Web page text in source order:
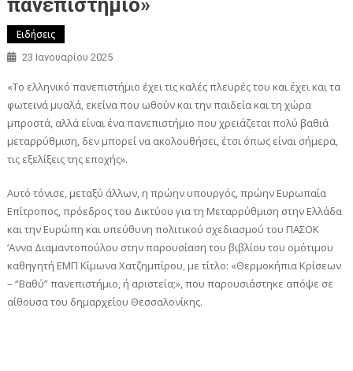
πανεπιστήμιο»
Ειδήσεις
23 Ιανουαρίου 2025
«Το ελληνικό πανεπιστήμιο έχει τις καλές πλευρές του και έχει και τα
φωτεινά μυαλά, εκείνα που ωθούν και την παιδεία και τη χώρα
μπροστά, αλλά είναι ένα πανεπιστήμιο που χρειάζεται πολύ βαθιά
μεταρρύθμιση, δεν μπορεί να ακολουθήσει, έτσι όπως είναι σήμερα,
τις εξελίξεις της εποχής».
Αυτό τόνισε, μεταξύ άλλων, η πρώην υπουργός, πρώην Ευρωπαία
Επίτροπος, πρόεδρος του Δικτύου για τη Μεταρρύθμιση στην Ελλάδα
και την Ευρώπη και υπεύθυνη πολιτικού σχεδιασμού του ΠΑΣΟΚ
‘Αννα Διαμαντοπούλου στην παρουσίαση του βιβλίου του ομότιμου
καθηγητή ΕΜΠ Κίμωνα Χατζημπίρου, με τίτλο: «Θερμοκήπια Κρίσεων
– “Βαθύ” πανεπιστήμιο, ή αριστεία;», που παρουσιάστηκε απόψε σε
αίθουσα του δημαρχείου Θεσσαλονίκης.